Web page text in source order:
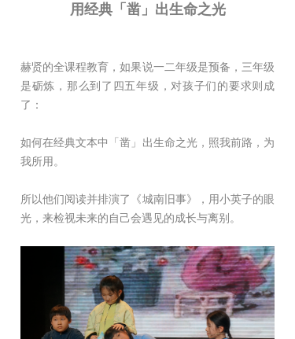
用经典「凿」出生命之光
赫贤的全课程教育，如果说一二年级是预备，三年级
是砺炼，那么到了四五年级，对孩子们的要求则成
了：
如何在经典文本中「凿」出生命之光，照我前路，为
我所用。
所以他们阅读并排演了《城南旧事》，用小英子的眼
光，来检视未来的自己会遇见的成长与离别。